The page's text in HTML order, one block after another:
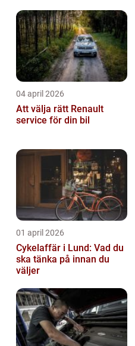
04 april 2026
Att välja rätt Renault
service för din bil
01 april 2026
Cykelaffär i Lund: Vad du
ska tänka på innan du
väljer